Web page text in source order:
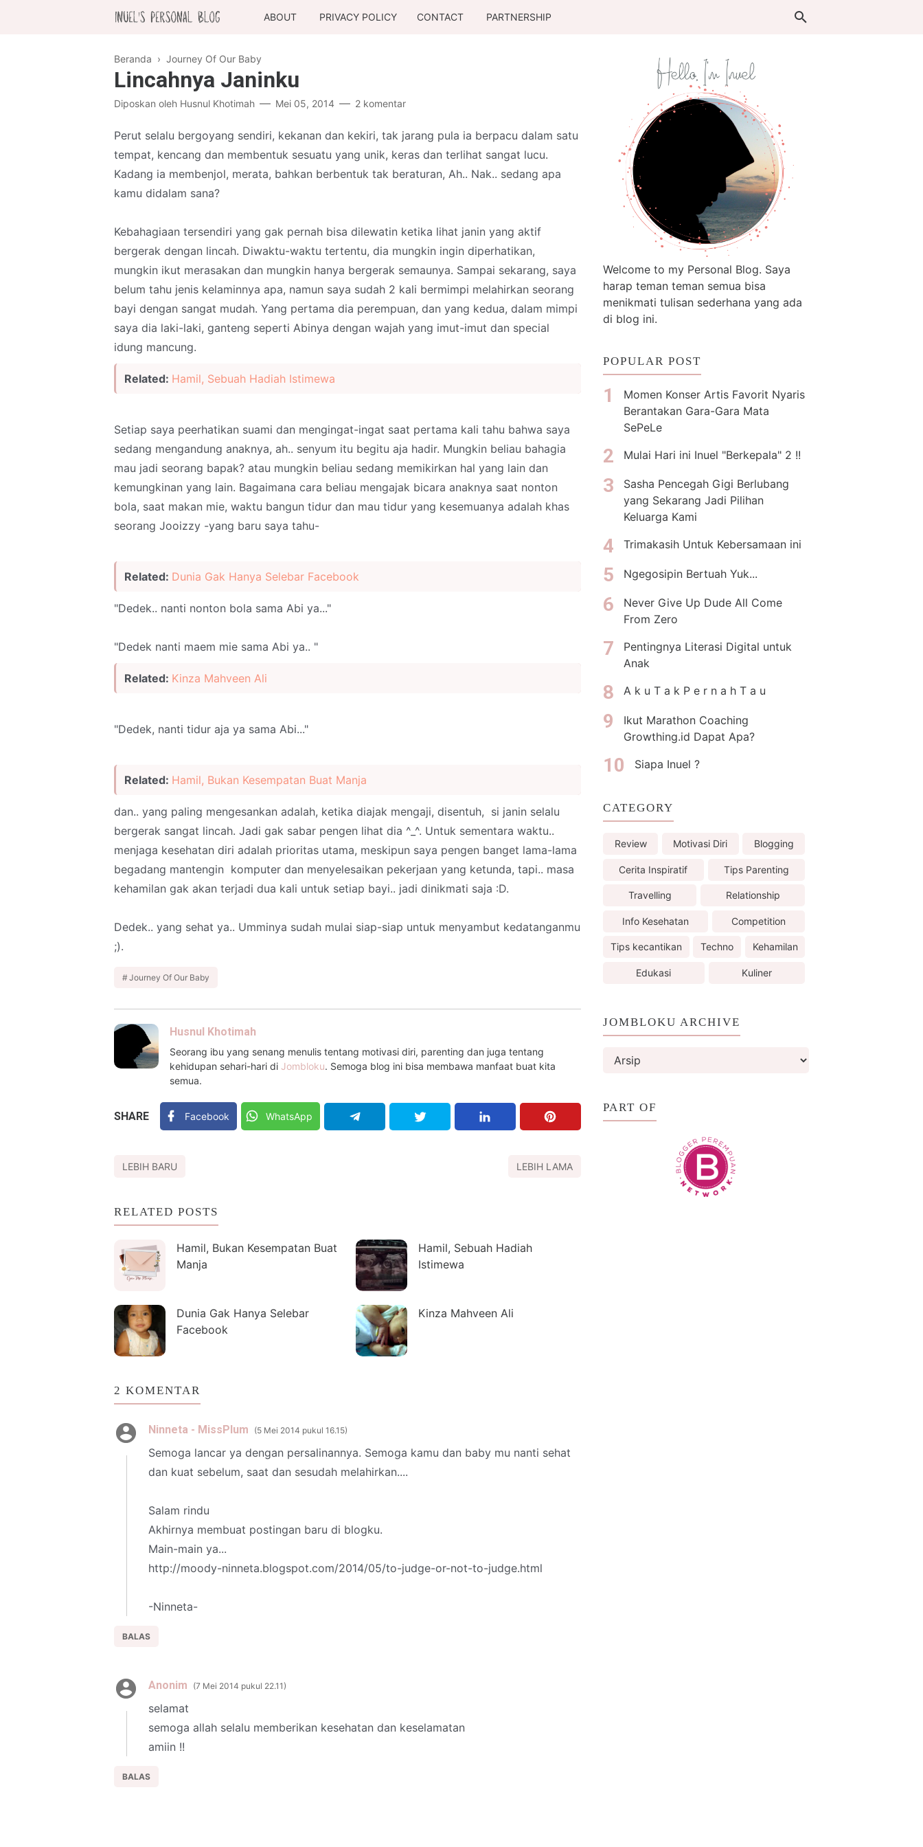
ABOUT PRIVACY POLICY CONTACT PARTNERSHIP
Beranda › Journey Of Our Baby
Lincahnya Janinku
Diposkan oleh Husnul Khotimah Mei 05, 2014 2 komentar
Perut selalu bergoyang sendiri, kekanan dan kekiri, tak jarang pula ia berpacu dalam satu
tempat, kencang dan membentuk sesuatu yang unik, keras dan terlihat sangat lucu.
Kadang ia membenjol, merata, bahkan berbentuk tak beraturan, Ah.. Nak.. sedang apa
kamu didalam sana?
Kebahagiaan tersendiri yang gak pernah bisa dilewatin ketika lihat janin yang aktif
bergerak dengan lincah. Diwaktu-waktu tertentu, dia mungkin ingin diperhatikan,
mungkin ikut merasakan dan mungkin hanya bergerak semaunya. Sampai sekarang, saya
belum tahu jenis kelaminnya apa, namun saya sudah 2 kali bermimpi melahirkan seorang
bayi dengan sangat mudah. Yang pertama dia perempuan, dan yang kedua, dalam mimpi
saya dia laki-laki, ganteng seperti Abinya dengan wajah yang imut-imut dan special
idung mancung.
Related: Hamil, Sebuah Hadiah Istimewa
Setiap saya peerhatikan suami dan mengingat-ingat saat pertama kali tahu bahwa saya
sedang mengandung anaknya, ah.. senyum itu begitu aja hadir. Mungkin beliau bahagia
mau jadi seorang bapak? atau mungkin beliau sedang memikirkan hal yang lain dan
kemungkinan yang lain. Bagaimana cara beliau mengajak bicara anaknya saat nonton
bola, saat makan mie, waktu bangun tidur dan mau tidur yang kesemuanya adalah khas
seorang Jooizzy -yang baru saya tahu-
Related: Dunia Gak Hanya Selebar Facebook
"Dedek.. nanti nonton bola sama Abi ya..."
"Dedek nanti maem mie sama Abi ya.. "
Related: Kinza Mahveen Ali
"Dedek, nanti tidur aja ya sama Abi..."
Related: Hamil, Bukan Kesempatan Buat Manja
dan.. yang paling mengesankan adalah, ketika diajak mengaji, disentuh, si janin selalu
bergerak sangat lincah. Jadi gak sabar pengen lihat dia ^_^. Untuk sementara waktu..
menjaga kesehatan diri adalah prioritas utama, meskipun saya pengen banget lama-lama
begadang mantengin komputer dan menyelesaikan pekerjaan yang ketunda, tapi.. masa
kehamilan gak akan terjadi dua kali untuk setiap bayi.. jadi dinikmati saja :D.
Dedek.. yang sehat ya.. Umminya sudah mulai siap-siap untuk menyambut kedatanganmu
;).
Journey Of Our Baby
Husnul Khotimah
Seorang ibu yang senang menulis tentang motivasi diri, parenting dan juga tentang
kehidupan sehari-hari di Jombloku. Semoga blog ini bisa membawa manfaat buat kita
semua.
SHARE Facebook WhatsApp
LEBIH BARU LEBIH LAMA
RELATED POSTS
Hamil, Bukan Kesempatan Buat
Manja
Hamil, Sebuah Hadiah
Istimewa
Dunia Gak Hanya Selebar
Facebook
Kinza Mahveen Ali
2 KOMENTAR
Ninneta - MissPlum 5 Mei 2014 pukul 16.15
Semoga lancar ya dengan persalinannya. Semoga kamu dan baby mu nanti sehat
dan kuat sebelum, saat dan sesudah melahirkan....
Salam rindu
Akhirnya membuat postingan baru di blogku.
Main-main ya...
http://moody-ninneta.blogspot.com/2014/05/to-judge-or-not-to-judge.html
-Ninneta-
BALAS
Anonim 7 Mei 2014 pukul 22.11
selamat
semoga allah selalu memberikan kesehatan dan keselamatan
amiin !!
BALAS
Welcome to my Personal Blog. Saya
harap teman teman semua bisa
menikmati tulisan sederhana yang ada
di blog ini.
POPULAR POST
Momen Konser Artis Favorit Nyaris
Berantakan Gara-Gara Mata
SePeLe
Mulai Hari ini Inuel "Berkepala" 2 !!
Sasha Pencegah Gigi Berlubang
yang Sekarang Jadi Pilihan
Keluarga Kami
Trimakasih Untuk Kebersamaan ini
Ngegosipin Bertuah Yuk...
Never Give Up Dude All Come
From Zero
Pentingnya Literasi Digital untuk
Anak
A k u T a k P e r n a h T a u
Ikut Marathon Coaching
Growthing.id Dapat Apa?
Siapa Inuel ?
CATEGORY
Review Motivasi Diri Blogging
Cerita Inspiratif Tips Parenting
Travelling Relationship
Info Kesehatan Competition
Tips kecantikan Techno Kehamilan
Edukasi Kuliner
JOMBLOKU ARCHIVE
PART OF